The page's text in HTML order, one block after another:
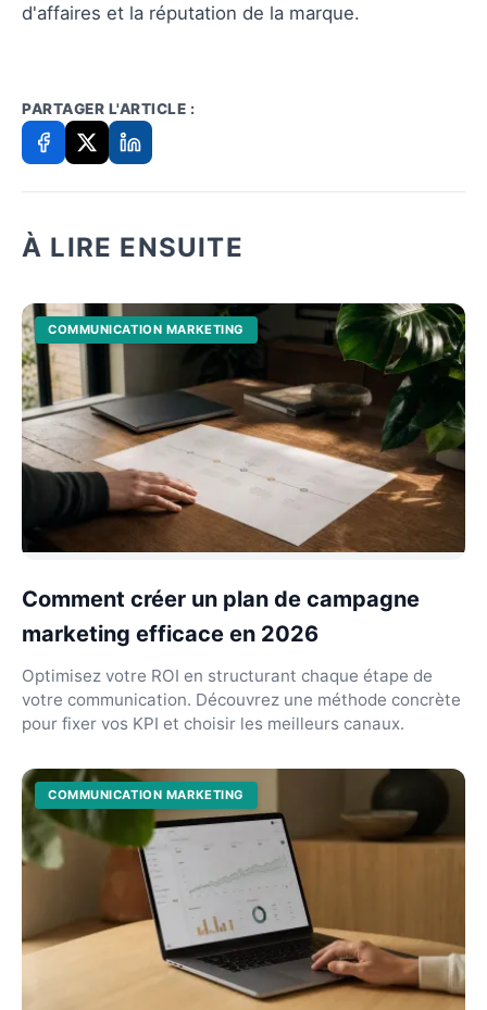
d'affaires et la réputation de la marque.
PARTAGER L'ARTICLE :
À LIRE ENSUITE
COMMUNICATION MARKETING
Comment créer un plan de campagne
marketing efficace en 2026
Optimisez votre ROI en structurant chaque étape de
votre communication. Découvrez une méthode concrète
pour fixer vos KPI et choisir les meilleurs canaux.
COMMUNICATION MARKETING